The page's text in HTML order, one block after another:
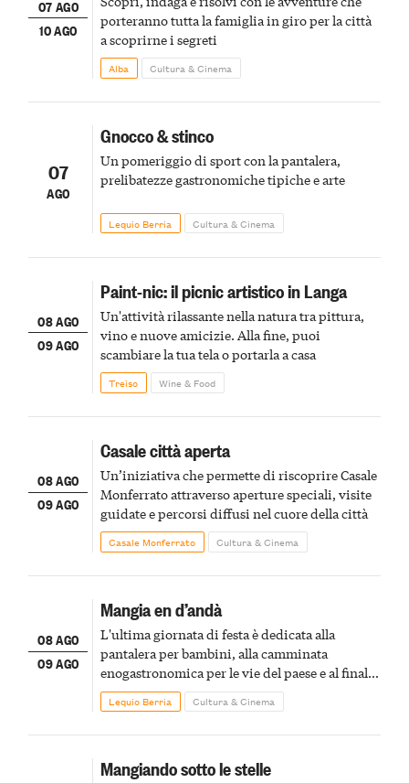
07 AGO
10 AGO
porteranno tutta la famiglia in giro per la città
a scoprirne i segreti
Alba Cultura & Cinema
07
AGO
Gnocco & stinco
Un pomeriggio di sport con la pantalera,
prelibatezze gastronomiche tipiche e arte
Lequio Berria Cultura & Cinema
08 AGO
09 AGO
Paint-nic: il picnic artistico in Langa
Un'attività rilassante nella natura tra pittura,
vino e nuove amicizie. Alla fine, puoi
scambiare la tua tela o portarla a casa
Treiso Wine & Food
08 AGO
09 AGO
Casale città aperta
Un’iniziativa che permette di riscoprire Casale
Monferrato attraverso aperture speciali, visite
guidate e percorsi diffusi nel cuore della città
Casale Monferrato Cultura & Cinema
08 AGO
09 AGO
Mangia en d’andà
L'ultima giornata di festa è dedicata alla
pantalera per bambini, alla camminata
enogastronomica per le vie del paese e al finale
pirotecnico
Lequio Berria Cultura & Cinema
Mangiando sotto le stelle